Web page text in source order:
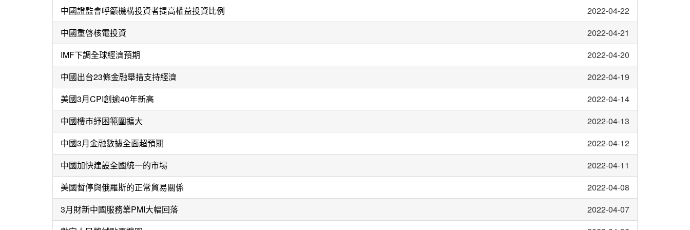
中國證監會呼籲機構投資者提高權益投資比例
2022-04-22
中國重啓核電投資
2022-04-21
IMF下調全球經濟預期
2022-04-20
中國出台23條金融舉措支持經濟
2022-04-19
美國3月CPI創逾40年新高
2022-04-14
中國樓市紓困範圍擴大
2022-04-13
中國3月金融數據全面超預期
2022-04-12
中國加快建設全國統一的市場
2022-04-11
美國暫停與俄羅斯的正常貿易關係
2022-04-08
3月財新中國服務業PMI大幅回落
2022-04-07